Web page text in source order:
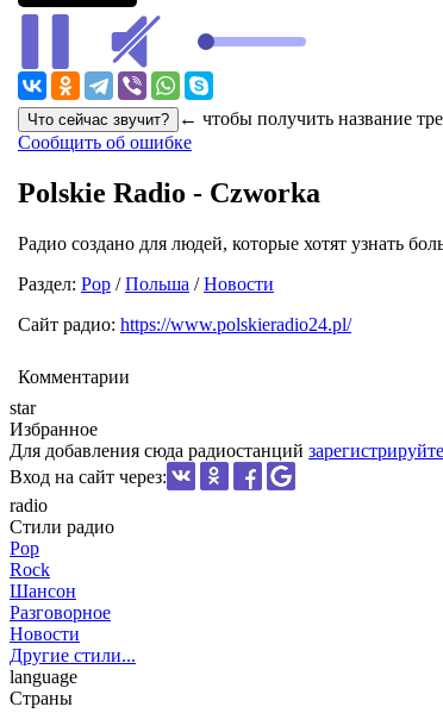
← чтобы получить название
Сообщить об ошибке
Polskie Radio - Czworka
Радио создано для людей, которые хотят узнать
Раздел: Pop /Польша /Новости
Сайт радио: https://www.polskieradio24.pl/
Комментарии
star
Избранное
Для добавления сюда радиостанций
Вход на сайт через:
radio
Стили радио
Pop
Rock
Шансон
Разговорное
Новости
Другие стили...
language
Страны